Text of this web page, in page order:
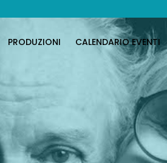
PRODUZIONI CALENDARIO EVENTI